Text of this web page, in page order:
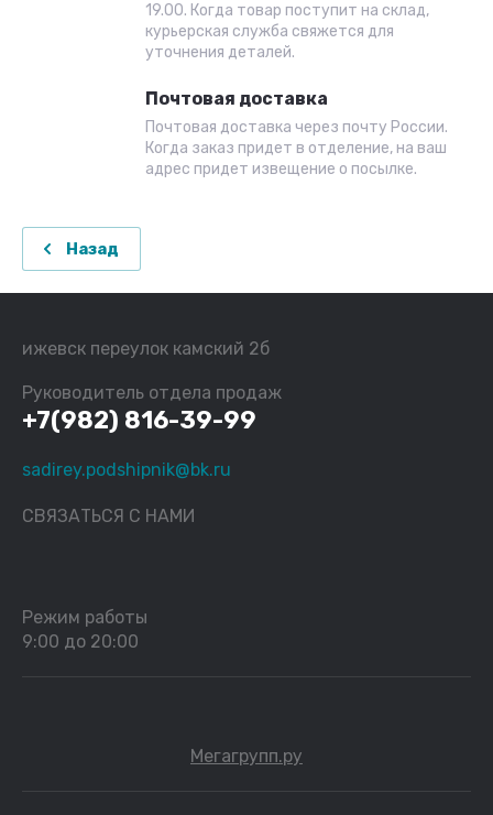
19.00. Когда товар поступит на склад,
курьерская служба свяжется для
уточнения деталей.
Почтовая доставка
Почтовая доставка через почту России.
Когда заказ придет в отделение, на ваш
адрес придет извещение о посылке.
Назад
ижевск переулок камский 2б
Руководитель отдела продаж
+7(982) 816-39-99
sadirey.podshipnik@bk.ru
СВЯЗАТЬСЯ С НАМИ
Режим работы
9:00 до 20:00
Мегагрупп.ру